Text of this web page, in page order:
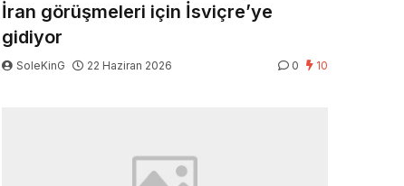
İran görüşmeleri için İsviçre’ye
gidiyor
SoleKinG 22 Haziran 2026 0 10